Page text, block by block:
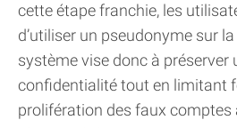
cette étape franchie, les
d’utiliser un pseudonyme sur
système vise donc à préserver
confidentialité tout en limitant
prolifération des faux